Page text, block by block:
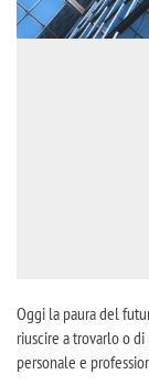
Oggi la paura del
riuscire a trovarlo o
personale e